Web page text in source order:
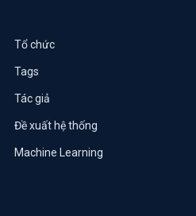
Tổ chức
Tags
Tác giả
Đề xuất hệ thống
Machine Learning